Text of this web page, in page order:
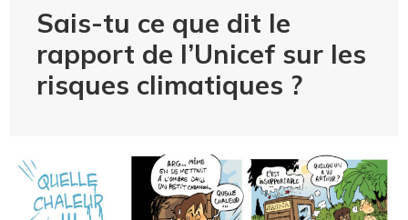
Sais-tu ce que dit le
rapport de l’Unicef sur les
risques climatiques ?